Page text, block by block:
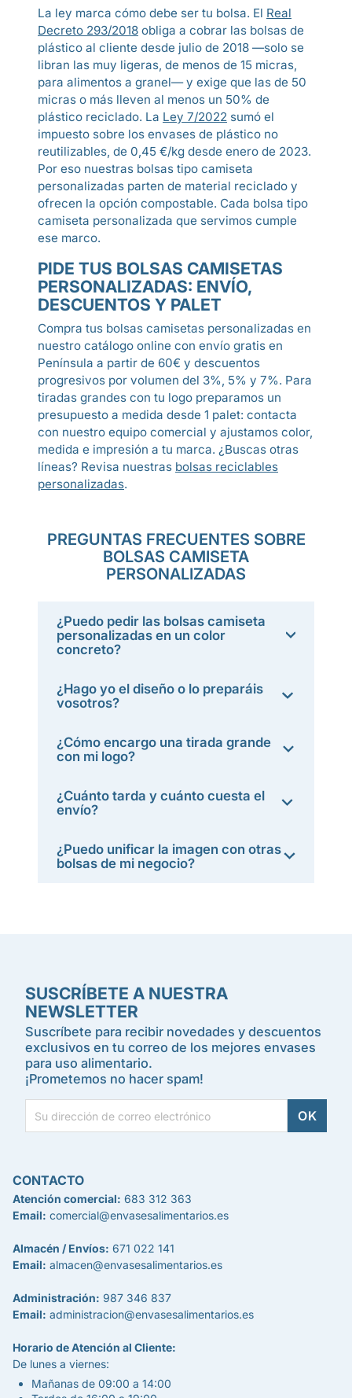
La ley marca cómo debe ser tu bolsa. El Real
Decreto 293/2018 obliga a cobrar las bolsas de
plástico al cliente desde julio de 2018 —solo se
libran las muy ligeras, de menos de 15 micras,
para alimentos a granel— y exige que las de 50
micras o más lleven al menos un 50% de
plástico reciclado. La Ley 7/2022 sumó el
impuesto sobre los envases de plástico no
reutilizables, de 0,45 €/kg desde enero de 2023.
Por eso nuestras bolsas tipo camiseta
personalizadas parten de material reciclado y
ofrecen la opción compostable. Cada bolsa tipo
camiseta personalizada que servimos cumple
ese marco.
PIDE TUS BOLSAS CAMISETAS
PERSONALIZADAS: ENVÍO,
DESCUENTOS Y PALET
Compra tus bolsas camisetas personalizadas en
nuestro catálogo online con envío gratis en
Península a partir de 60€ y descuentos
progresivos por volumen del 3%, 5% y 7%. Para
tiradas grandes con tu logo preparamos un
presupuesto a medida desde 1 palet: contacta
con nuestro equipo comercial y ajustamos color,
medida e impresión a tu marca. ¿Buscas otras
líneas? Revisa nuestras bolsas reciclables
personalizadas.
PREGUNTAS FRECUENTES SOBRE
BOLSAS CAMISETA
PERSONALIZADAS
¿Puedo pedir las bolsas camiseta
personalizadas en un color
concreto?
¿Hago yo el diseño o lo preparáis
vosotros?
¿Cómo encargo una tirada grande
con mi logo?
¿Cuánto tarda y cuánto cuesta el
envío?
¿Puedo unificar la imagen con otras
bolsas de mi negocio?
SUSCRÍBETE A NUESTRA
NEWSLETTER
Suscríbete para recibir novedades y descuentos
exclusivos en tu correo de los mejores envases
para uso alimentario.
¡Prometemos no hacer spam!
CONTACTO
Atención comercial: 683 312 363
Email: comercial@envasesalimentarios.es
Almacén / Envíos: 671 022 141
Email: almacen@envasesalimentarios.es
Administración: 987 346 837
Email: administracion@envasesalimentarios.es
Horario de Atención al Cliente:
De lunes a viernes:
Mañanas de 09:00 a 14:00